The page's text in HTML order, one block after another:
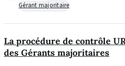
Gérant majoritaire
La procédure de contrôle
des Gérants majoritaires